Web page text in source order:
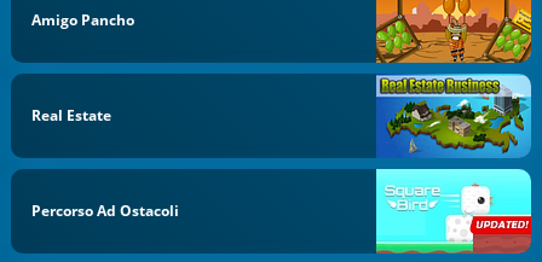
Amigo Pancho
Real Estate
Percorso Ad Ostacoli